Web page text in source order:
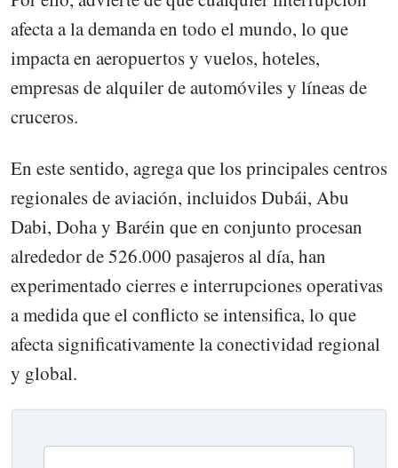
afecta a la demanda en todo el mundo, lo que
impacta en aeropuertos y vuelos, hoteles,
empresas de alquiler de automóviles y líneas de
cruceros.
En este sentido, agrega que los principales centros
regionales de aviación, incluidos Dubái, Abu
Dabi, Doha y Baréin que en conjunto procesan
alrededor de 526.000 pasajeros al día, han
experimentado cierres e interrupciones operativas
a medida que el conflicto se intensifica, lo que
afecta significativamente la conectividad regional
y global.